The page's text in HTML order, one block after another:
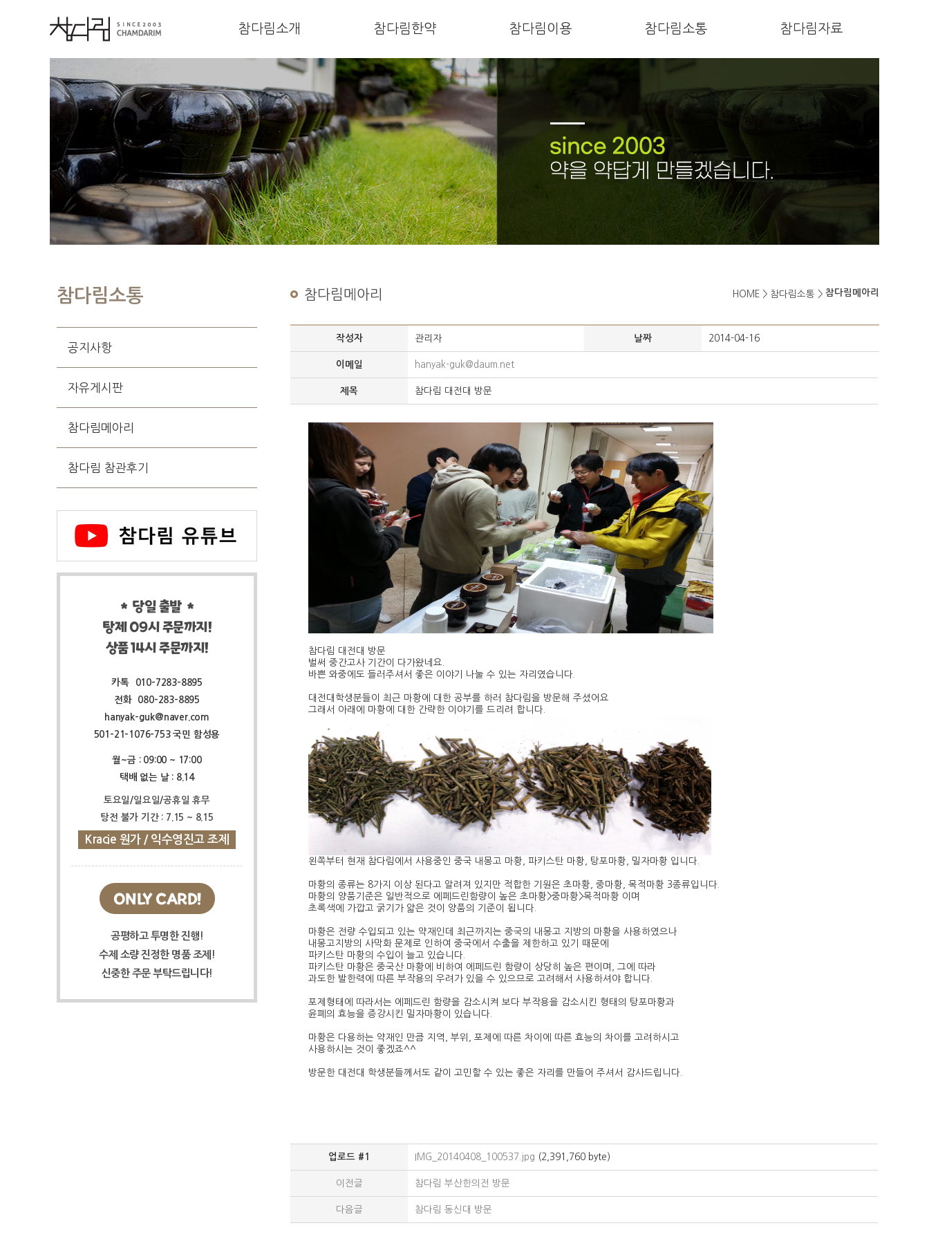
참다림소개 참다림한약 참다림이용 참다림소통 참다림자료
참다림소통
공지사항
자유게시판
참다림메아리
참다림 참관후기
* 당일 출발 *
탕제 09시 주문까지!
상품 14시 주문까지!
카톡
010-7283-8895
전화
080-283-8895
hanyak-guk@naver.com
501-21-1076-753 국민 함성용
월~금 : 09:00 ~ 17:00
택배 없는 날 : 8.14
토요일/일요일/공휴일 휴무
탕전 불가 기간 : 7.15 ~ 8.15
Kracie 원가 / 익수영진고 조제
ONLY CARD!
공평하고 투명한 진행!
수제 소량 진정한 명품 조제!
신중한 주문 부탁드립니다!
참다림메아리 HOME > 참다림소통 > 참다림메아리
작성자 관리자 날짜 2014-04-16
이메일 hanyak-guk@daum.net
제목 참다림 대전대 방문
참다림 대전대 방문
벌써 중간고사 기간이 다가왔네요.
바쁜 와중에도 들러주셔서 좋은 이야기 나눌 수 있는 자리였습니다.
대전대학생분들이 최근 마황에 대한 공부를 하러 참다림을 방문해 주셨어요
그래서 아래에 마황에 대한 간략한 이야기를 드리려 합니다.
왼쪽부터 현재 참다림에서 사용중인 중국 내몽고 마황, 파키스탄 마황, 탕포마황, 밀자마황 입니다.
마황의 종류는 8가지 이상 된다고 알려져 있지만 적합한 기원은 초마황, 중마황, 목적마황 3종류입니다.
마황의 양품기준은 일반적으로 에페드린함량이 높은 초마황>중마황>목적마황 이며
초록색에 가깝고 굵기가 얇은 것이 양품의 기준이 됩니다.
마황은 전량 수입되고 있는 약재인데 최근까지는 중국의 내몽고 지방의 마황을 사용하였으나
내몽고지방의 사막화 문제로 인하여 중국에서 수출을 제한하고 있기 때문에
파키스탄 마황의 수입이 늘고 있습니다.
파키스탄 마황은 중국산 마황에 비하여 에페드린 함량이 상당히 높은 편이며, 그에 따라
과도한 발한력에 따른 부작용의 우려가 있을 수 있으므로 고려해서 사용하셔야 합니다.
포제형태에 따라서는 에페드린 함량을 감소시켜 보다 부작용을 감소시킨 형태의 탕포마황과
윤폐의 효능을 증강시킨 밀자마황이 있습니다.
마황은 다용하는 약재인 만큼 지역, 부위, 포제에 따른 차이에 따른 효능의 차이를 고려하시고
사용하시는 것이 좋겠죠^^
방문한 대전대 학생분들께서도 같이 고민할 수 있는 좋은 자리를 만들어 주셔서 감사드립니다.
업로드 #1 IMG_20140408_100537.jpg (2,391,760 byte)
이전글 참다림 부산한의전 방문
다음글 참다림 동신대 방문